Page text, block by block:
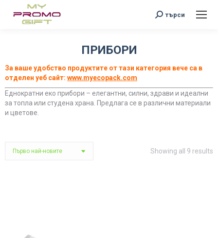
Search:
търси
ПРИБОРИ
За ваше удобство продуктите от тази категория вече са в
отделен уеб сайт: www.myecopack.com
Еднократни еко прибори – елегантни, силни, здрави и идеални
за топла или студена храна. Предлага се в различни материали
и цветове.
Showing all 9 results